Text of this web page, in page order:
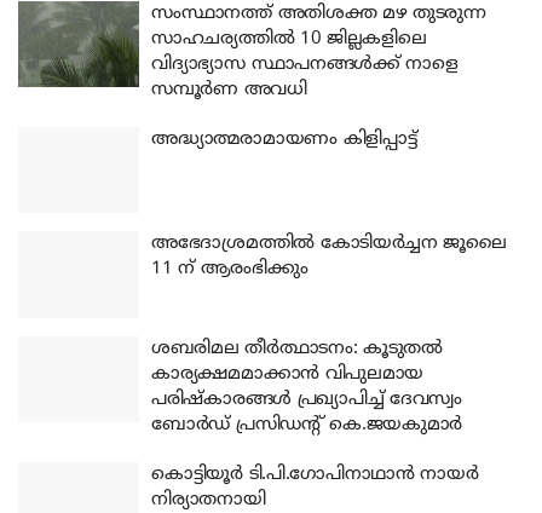
സംസ്ഥാനത്ത് അതിശക്ത മഴ തുടരുന്ന
സാഹചര്യത്തിൽ 10 ജില്ലകളിലെ
വിദ്യാഭ്യാസ സ്ഥാപനങ്ങൾക്ക് നാളെ
സമ്പൂർണ അവധി
അദ്ധ്യാത്മരാമായണം കിളിപ്പാട്ട്
അഭേദാശ്രമത്തില്‍ കോടിയര്‍ച്ചന ജൂലൈ
11 ന് ആരംഭിക്കും
ശബരിമല തീര്‍ത്ഥാടനം: കൂടുതല്‍
കാര്യക്ഷമമാക്കാന്‍ വിപുലമായ
പരിഷ്‌കാരങ്ങള്‍ പ്രഖ്യാപിച്ച് ദേവസ്വം
ബോര്‍ഡ് പ്രസിഡന്റ് കെ.ജയകുമാര്‍
കൊട്ടിയൂര്‍ ടി.പി.ഗോപിനാഥാന്‍ നായര്‍
നിര്യാതനായി